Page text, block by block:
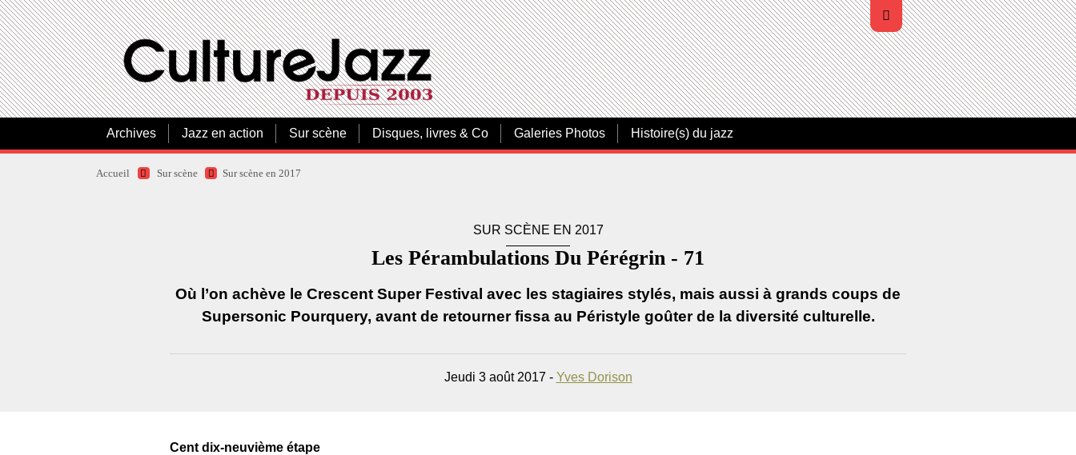
Archives Jazz en action Sur scène Disques, livres & Co Galeries Photos Histoire(s) du jazz
Accueil Sur scène Sur scène en 2017
SUR SCÈNE EN 2017
Les Pérambulations Du Pérégrin - 71
Où l’on achève le Crescent Super Festival avec les stagiaires stylés, mais aussi à grands coups de
Supersonic Pourquery, avant de retourner fissa au Péristyle goûter de la diversité culturelle.
Jeudi 3 août 2017 - Yves Dorison
Cent dix-neuvième étape